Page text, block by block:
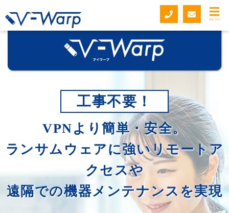
MENU
工事不要！
VPNより簡単・安全。
ランサムウェアに強いリモートア
クセスや
遠隔での機器メンテナンスを実現